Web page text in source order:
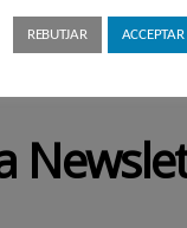
REBUTJAR ACCEPTAR